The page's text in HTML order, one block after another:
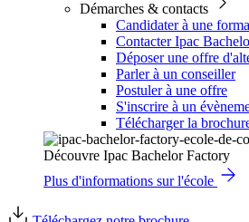
Démarches & contacts
Candidater à une
Contacter Ipac
Déposer une offre
Parler à un conseiller
Postuler à une offre
S'inscrire à un
Télécharger la
Découvre Ipac Bachelor Factory
Plus d'informations sur l'école